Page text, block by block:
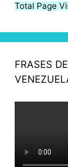
Total Page
FRASES